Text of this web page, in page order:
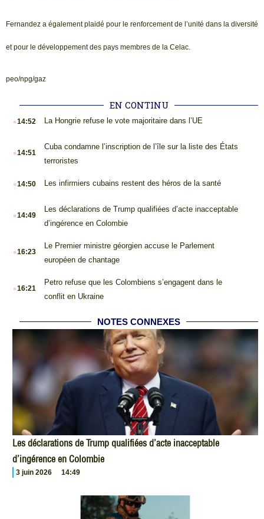
Fernandez a également plaidé pour le renforcement de l’unité dans la diversité
et pour le développement des pays membres de la Celac.
peo/npg/gaz
EN CONTINU
.14:52 La Hongrie refuse le vote majoritaire dans l’UE
.14:51
Cuba condamne l’inscription de l’île sur la liste des États
terroristes
.14:50 Les infirmiers cubains restent des héros de la santé
.14:49
Les déclarations de Trump qualifiées d’acte inacceptable
d’ingérence en Colombie
.16:23
Le Premier ministre géorgien accuse le Parlement
européen de chantage
.16:21
Petro refuse que les Colombiens s’engagent dans le
conflit en Ukraine
NOTES CONNEXES
Les déclarations de Trump qualifiées d’acte inacceptable
d’ingérence en Colombie
3 juin 2026 14:49